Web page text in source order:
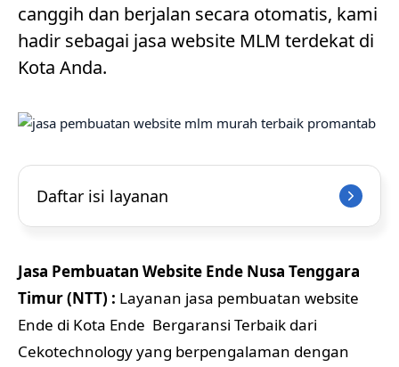
canggih dan berjalan secara otomatis, kami
hadir sebagai jasa website MLM terdekat di
Kota Anda.
Daftar isi layanan
Jasa Pembuatan Website Ende Nusa Tenggara
Timur (NTT) : Layanan jasa pembuatan website
Ende di Kota Ende Bergaransi Terbaik dari
Cekotechnology yang berpengalaman dengan